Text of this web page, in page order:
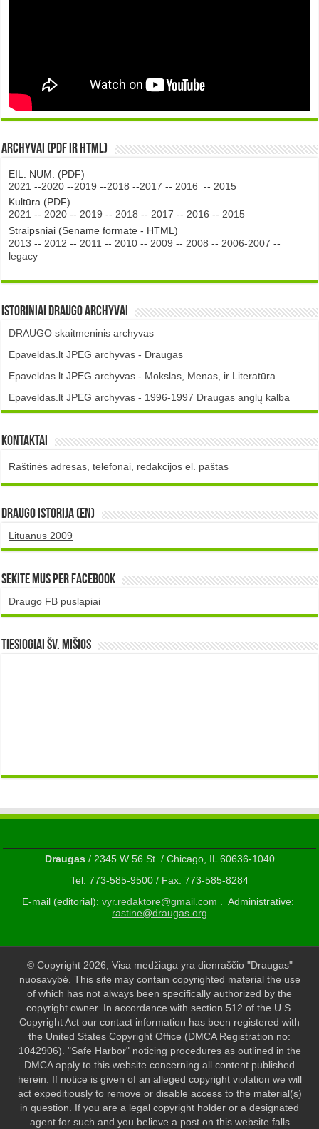
Archyvai (PDF ir HTML)
EIL. NUM. (PDF)
2021 --2020 --2019 --2018 --2017 -- 2016 -- 2015
Kultūra (PDF)
2021 -- 2020 -- 2019 -- 2018 -- 2017 -- 2016 -- 2015
Straipsniai (Sename formate - HTML)
2013 -- 2012 -- 2011 -- 2010 -- 2009 -- 2008 -- 2006-2007 --
legacy
Istoriniai DRAUGO Archyvai
DRAUGO skaitmeninis archyvas
Epaveldas.lt JPEG archyvas - Draugas
Epaveldas.lt JPEG archyvas - Mokslas, Menas, ir Literatūra
Epaveldas.lt JPEG archyvas - 1996-1997 Draugas anglų kalba
Kontaktai
Raštinės adresas, telefonai, redakcijos el. paštas
DRAUGO istorija (EN)
Lituanus 2009
Sekite mus per Facebook
Draugo FB puslapiai
TIESIOGIAI šv. MIŠIOS
Draugas/ 2345 W 56 St. / Chicago, IL 60636-1040
Tel: 773-585-9500 / Fax: 773-585-8284
E-mail (editorial): vyr.redaktore@gmail.com . Administrative:
rastine@draugas.org
© Copyright 2026, Visa medžiaga yra dienraščio "Draugas"
nuosavybė. This site may contain copyrighted material the use
of which has not always been specifically authorized by the
copyright owner. In accordance with section 512 of the U.S.
Copyright Act our contact information has been registered with
the United States Copyright Office (DMCA Registration no:
1042906). "Safe Harbor" noticing procedures as outlined in the
DMCA apply to this website concerning all content published
herein. If notice is given of an alleged copyright violation we will
act expeditiously to remove or disable access to the material(s)
in question. If you are a legal copyright holder or a designated
agent for such and you believe a post on this website falls